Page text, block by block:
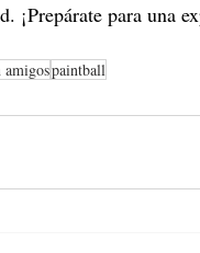
¡Prepárate para una
amigospaintball